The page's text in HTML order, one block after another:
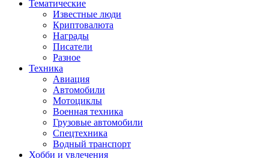
Тематические
Известные люди
Криптовалюта
Награды
Писатели
Разное
Техника
Авиация
Автомобили
Мотоциклы
Военная техника
Грузовые автомобили
Спецтехника
Водный транспорт
Хобби и увлечения